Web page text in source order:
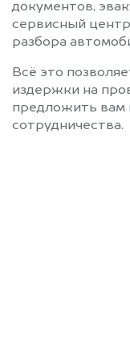
документов,
сервисный
разбора
Всё это
издержки на
предложить вам
сотрудничества.